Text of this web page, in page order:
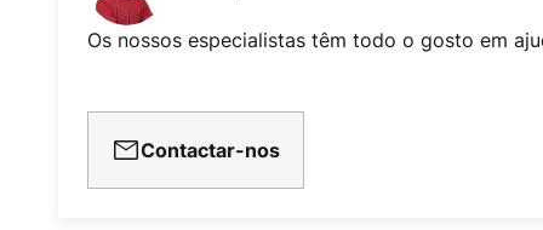
Os nossos especialistas têm todo o gosto em
Contactar-nos